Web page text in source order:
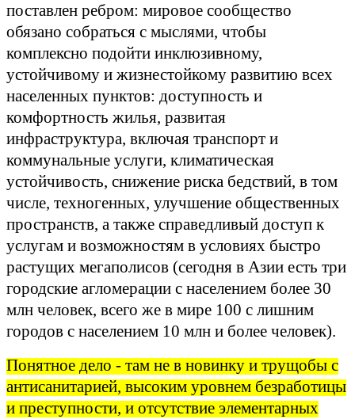
поставлен ребром: мировое сообщество
обязано собраться с мыслями, чтобы
комплексно подойти инклюзивному,
устойчивому и жизнестойкому развитию всех
населенных пунктов: доступность и
комфортность жилья, развитая
инфраструктура, включая транспорт и
коммунальные услуги, климатическая
устойчивость, снижение риска бедствий, в том
числе, техногенных, улучшение общественных
пространств, а также справедливый доступ к
услугам и возможностям в условиях быстро
растущих мегаполисов (сегодня в Азии есть три
городские агломерации с населением более 30
млн человек, всего же в мире 100 с лишним
городов с населением 10 млн и более человек).
Понятное дело - там не в новинку и трущобы с
антисанитарией, высоким уровнем безработицы
и преступности, и отсутствие элементарных